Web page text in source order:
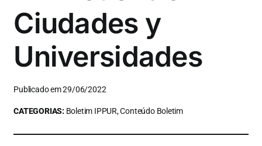
Ciudades y
Universidades
Publicado em 29/06/2022
CATEGORIAS: Boletim IPPUR, Conteúdo Boletim